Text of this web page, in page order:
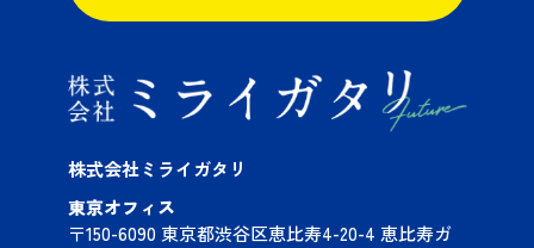
株式会社ミライガタリ
東京オフィス
〒150-6090 東京都渋谷区恵比寿4-20-4 恵比寿ガ